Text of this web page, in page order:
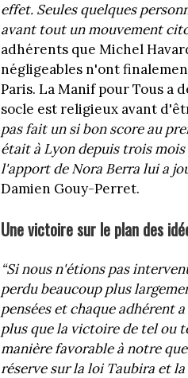
effet. Seules quelques
avant tout un mouvement
adhérents que Michel
négligeables n'ont
Paris. La Manif pour Tous a
socle est religieux avant
pas fait un si bon score au
était à Lyon depuis trois
l'apport de Nora Berra lui a
Damien Gouy-Perret.
Une victoire sur le plan des
“Si nous n'étions pas
perdu beaucoup plus
pensées et chaque adhérent
plus que la victoire de tel ou
manière favorable à notre
réserve sur la loi Taubira et